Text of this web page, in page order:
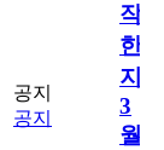
공지
공지
작
한
지
3
월